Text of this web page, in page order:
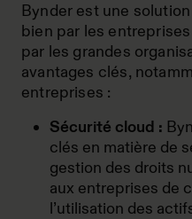
Bynder est une
bien par les
par les grandes
avantages clés,
entreprises :
Sécurité cloud :
clés en matière de
gestion des droits
aux entreprises de
l’utilisation des